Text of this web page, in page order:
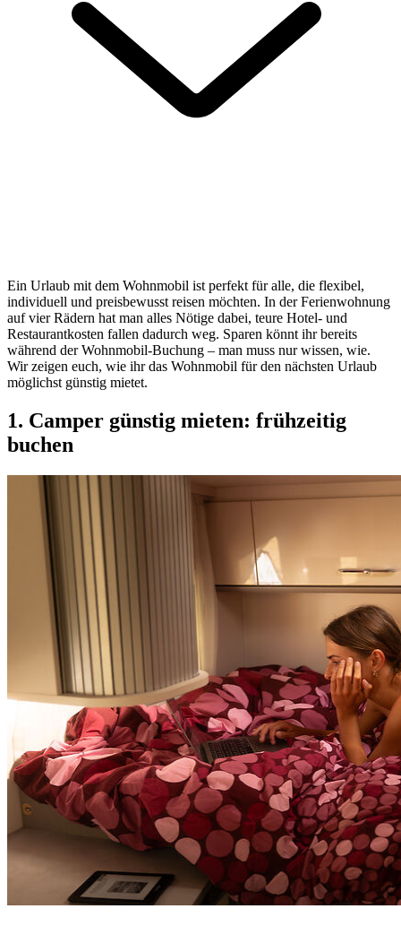
Ein Urlaub mit dem Wohnmobil ist perfekt für alle, die flexibel,
individuell und preisbewusst reisen möchten. In der Ferienwohnung
auf vier Rädern hat man alles Nötige dabei, teure Hotel- und
Restaurantkosten fallen dadurch weg. Sparen könnt ihr bereits
während der Wohnmobil-Buchung – man muss nur wissen, wie.
Wir zeigen euch, wie ihr das Wohnmobil für den nächsten Urlaub
möglichst günstig mietet.
1. Camper günstig mieten: frühzeitig
buchen